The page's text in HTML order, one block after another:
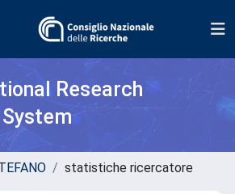
Research
statistiche ricercatore